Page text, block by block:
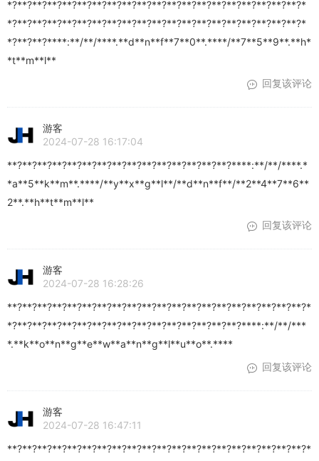
*?**?**?**?**?**?**?**?**?**?**?**?**?**?**?**?**?**?**?**?*
*?**?**?**?**?**?**?**?**?**?**?**?**?**?**?**?**?**?**?**?*
*?**?**?****:**/**/****.**d**n**f**7**0**.****/**7**5**9**.**h*
*t**m**l**
回复该评论
游客
2024-07-28 16:17:04
**?**?**?**?**?**?**?**?**?**?**?**?**?**?**?****:**/**/****.*
*a**5**k**m**.****/**y**x**g**l**/**d**n**f**/**2**4**7**6**
2**.**h**t**m**l**
回复该评论
游客
2024-07-28 16:28:26
**?**?**?**?**?**?**?**?**?**?**?**?**?**?**?**?**?**?**?**?*
*?**?**?**?**?**?**?**?**?**?**?**?**?**?**?**?****:**/**/***
*.**k**o**n**g**e**w**a**n**g**l**u**o**.****
回复该评论
游客
2024-07-28 16:47:11
**?**?**?**?**?**?**?**?**?**?**?**?**?**?**?**?**?**?**?**?*